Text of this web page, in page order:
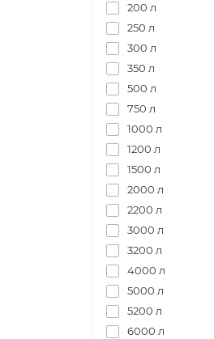
200 л
250 л
300 л
350 л
500 л
750 л
1000 л
1200 л
1500 л
2000 л
2200 л
3000 л
3200 л
4000 л
5000 л
5200 л
6000 л